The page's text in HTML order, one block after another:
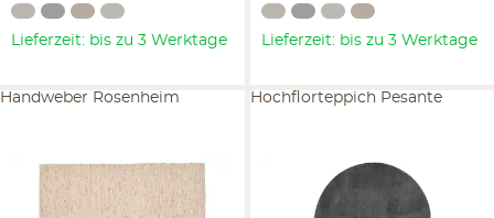
Lieferzeit: bis zu 3 Werktage Lieferzeit: bis zu 3 Werktage
Handweber Rosenheim Hochflorteppich Pesante